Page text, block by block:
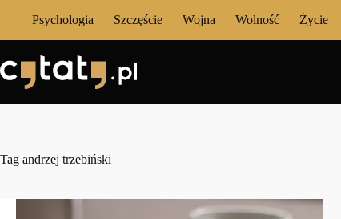
Psychologia Szczęście Wojna Wolność Życie
Tag andrzej trzebiński